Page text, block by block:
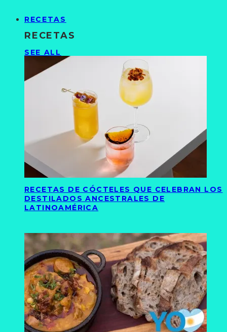
RECETAS
RECETAS
SEE ALL
RECETAS DE CÓCTELES QUE CELEBRAN LOS
DESTILADOS ANCESTRALES DE
LATINOAMÉRICA